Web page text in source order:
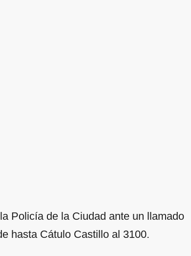
Policía de la Ciudad ante un llamado
hasta Cátulo Castillo al 3100.